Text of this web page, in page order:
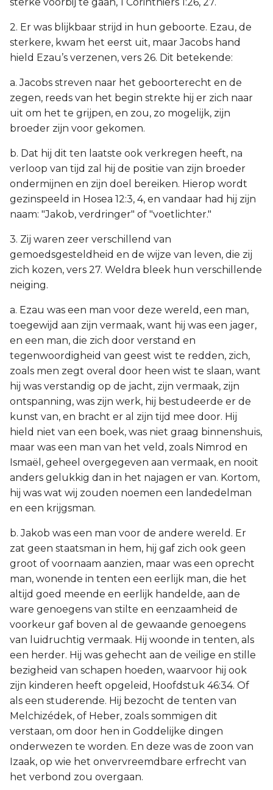
2. Er was blijkbaar strijd in hun geboorte. Ezau, de
sterkere, kwam het eerst uit, maar Jacobs hand
hield Ezau’s verzenen, vers 26. Dit betekende:
a. Jacobs streven naar het geboorterecht en de
zegen, reeds van het begin strekte hij er zich naar
uit om het te grijpen, en zou, zo mogelijk, zijn
broeder zijn voor gekomen.
b. Dat hij dit ten laatste ook verkregen heeft, na
verloop van tijd zal hij de positie van zijn broeder
ondermijnen en zijn doel bereiken. Hierop wordt
gezinspeeld in Hosea 12:3, 4, en vandaar had hij zijn
naam: "Jakob, verdringer" of "voetlichter."
3. Zij waren zeer verschillend van
gemoedsgesteldheid en de wijze van leven, die zij
zich kozen, vers 27. Weldra bleek hun verschillende
neiging.
a. Ezau was een man voor deze wereld, een man,
toegewijd aan zijn vermaak, want hij was een jager,
en een man, die zich door verstand en
tegenwoordigheid van geest wist te redden, zich,
zoals men zegt overal door heen wist te slaan, want
hij was verstandig op de jacht, zijn vermaak, zijn
ontspanning, was zijn werk, hij bestudeerde er de
kunst van, en bracht er al zijn tijd mee door. Hij
hield niet van een boek, was niet graag binnenshuis,
maar was een man van het veld, zoals Nimrod en
Ismaël, geheel overgegeven aan vermaak, en nooit
anders gelukkig dan in het najagen er van. Kortom,
hij was wat wij zouden noemen een landedelman
en een krijgsman.
b. Jakob was een man voor de andere wereld. Er
zat geen staatsman in hem, hij gaf zich ook geen
groot of voornaam aanzien, maar was een oprecht
man, wonende in tenten een eerlijk man, die het
altijd goed meende en eerlijk handelde, aan de
ware genoegens van stilte en eenzaamheid de
voorkeur gaf boven al de gewaande genoegens
van luidruchtig vermaak. Hij woonde in tenten, als
een herder. Hij was gehecht aan de veilige en stille
bezigheid van schapen hoeden, waarvoor hij ook
zijn kinderen heeft opgeleid, Hoofdstuk 46:34. Of
als een studerende. Hij bezocht de tenten van
Melchizédek, of Heber, zoals sommigen dit
verstaan, om door hen in Goddelijke dingen
onderwezen te worden. En deze was de zoon van
Izaak, op wie het onvervreemdbare erfrecht van
het verbond zou overgaan.